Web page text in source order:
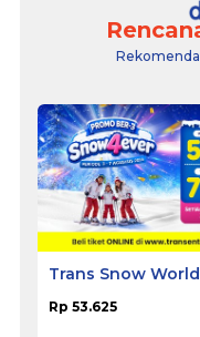
Trans Snow
Rp 53.625